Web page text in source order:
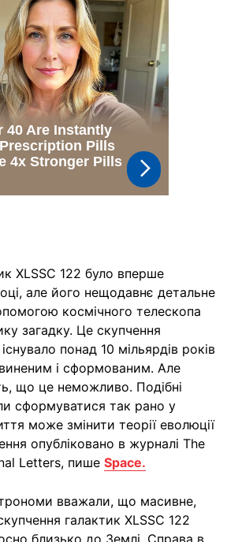
XLSSC 122 було вперше
але його нещодавнє детальне
космічного телескопа
загадку. Це скупчення
понад 10 мільярдів років
і сформованим. Але
що це неможливо. Подібні
сформуватися так рано у
може змінити теорії еволюції
опубліковано в журналі The
Letters, пише Space.
вважали, що масивне,
галактик XLSSC 122
близько до Землі. Справа в